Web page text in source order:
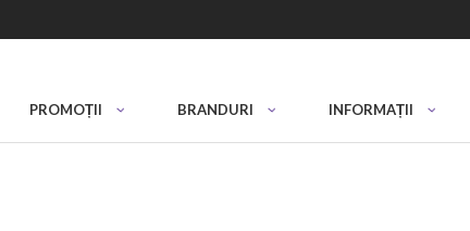
PROMOȚII BRANDURI INFORMAȚII